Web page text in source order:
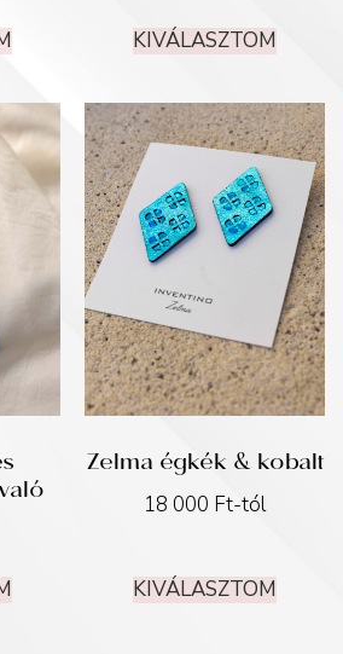
KIVÁLASZTOM
Zelma égkék & kobalt
18 000 Ft-tól
KIVÁLASZTOM